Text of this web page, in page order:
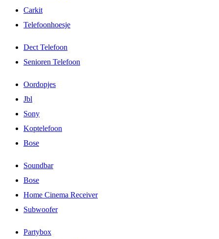
Carkit
Telefoonhoesje
Dect Telefoon
Senioren Telefoon
Oordopjes
Jbl
Sony
Koptelefoon
Bose
Soundbar
Bose
Home Cinema Receiver
Subwoofer
Partybox